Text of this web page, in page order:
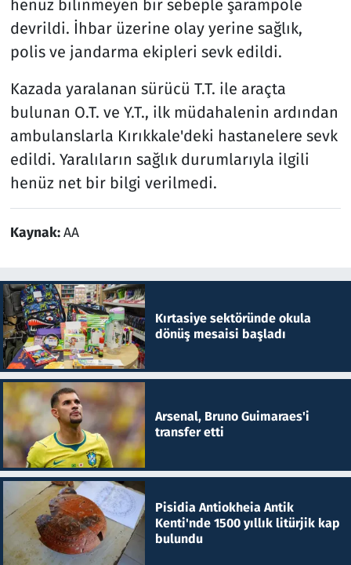
henüz bilinmeyen bir sebeple şarampole
devrildi. İhbar üzerine olay yerine sağlık,
polis ve jandarma ekipleri sevk edildi.
Kazada yaralanan sürücü T.T. ile araçta
bulunan O.T. ve Y.T., ilk müdahalenin ardından
ambulanslarla Kırıkkale'deki hastanelere sevk
edildi. Yaralıların sağlık durumlarıyla ilgili
henüz net bir bilgi verilmedi.
Kaynak:AA
Kırtasiye sektöründe okula
dönüş mesaisi başladı
Arsenal, Bruno Guimaraes'i
transfer etti
Pisidia Antiokheia Antik
Kenti'nde 1500 yıllık litürjik kap
bulundu
Spor
Teknoloji ve Bilim
Televizyon